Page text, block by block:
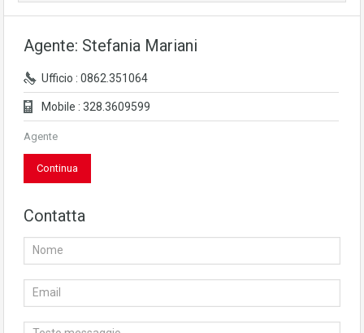
Agente: Stefania Mariani
Ufficio : 0862.351064
Mobile : 328.3609599
Agente
Continua
Contatta